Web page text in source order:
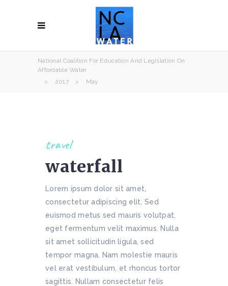
National Coalition For Education And Legislation On
Affordable Water
>
2017 > May
travel
waterfall
Lorem ipsum dolor sit amet,
consectetur adipiscing elit. Sed
euismod metus sed mauris volutpat,
eget fermentum velit maximus. Nulla
sit amet sollicitudin ligula, sed
tempor magna. Nam molestie mauris
vel erat vestibulum, et rhoncus tortor
sagittis. Nullam consectetur felis